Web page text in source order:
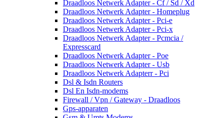
Draadloos Netwerk Adapter - Cf / Sd / Xd
Draadloos Netwerk Adapter - Homeplug
Draadloos Netwerk Adapter - Pci-e
Draadloos Netwerk Adapter - Pci-x
Draadloos Netwerk Adapter - Pcmcia /
Expresscard
Draadloos Netwerk Adapter - Poe
Draadloos Netwerk Adapter - Usb
Draadloos Netwerk Adapterr - Pci
Dsl & Isdn Routers
Dsl En Isdn-modems
Firewall / Vpn / Gateway - Draadloos
Gps-apparaten